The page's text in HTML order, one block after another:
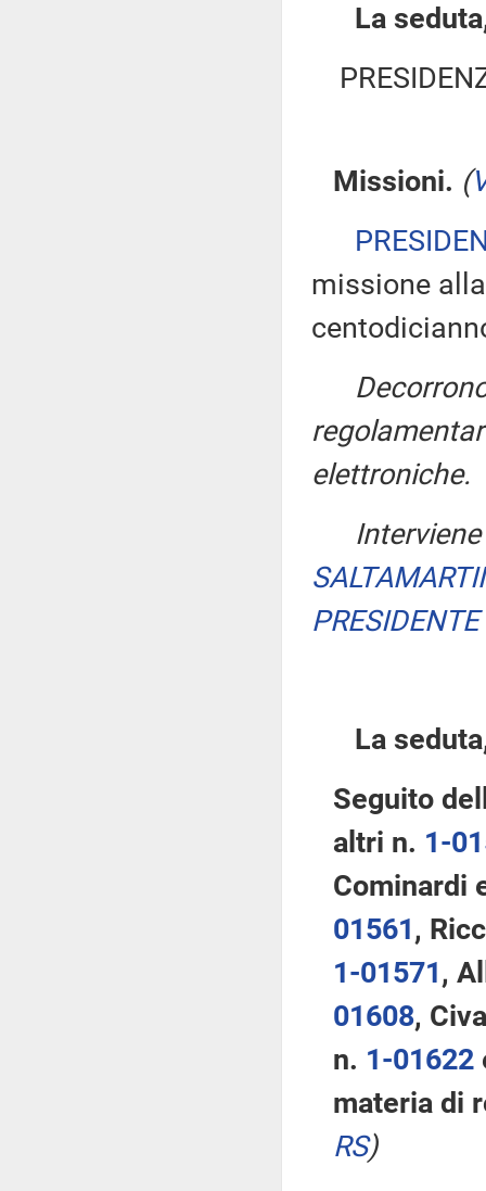
La
Missioni. (
missione
elettroniche.
PRESIDENTE
La
Seguito
altri n. 1-
Cominardi
01561,
1-01571,
01608,
n. 1-01622
materia di
RS)